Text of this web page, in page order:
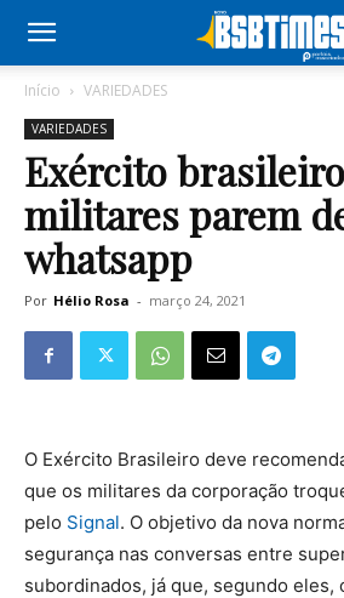
Início VARIEDADES
VARIEDADES
Exército
militares parem
whatsapp
Por Hélio Rosa - março 24, 2021
O Exército Brasileiro deve
que os militares da corporação
pelo Signal. O objetivo da nova
segurança nas conversas entre
subordinados, já que, segundo eles,